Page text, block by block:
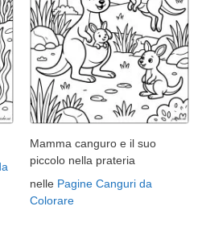
Mamma canguro e il suo
piccolo nella prateria
nelle Pagine Canguri da
Colorare